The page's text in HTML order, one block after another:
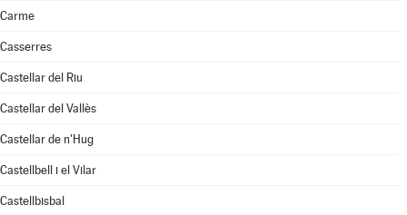
Carme
Casserres
Castellar del Riu
Castellar del Vallès
Castellar de n'Hug
Castellbell i el Vilar
Castellbisbal